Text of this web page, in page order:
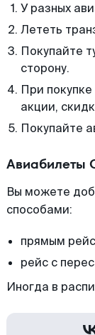
У разных
Лететь
Покупайте
сторону.
При
акции,
Покупайте
Авиабилеты
Вы можете
способами:
прямым
рейс с
Иногда в